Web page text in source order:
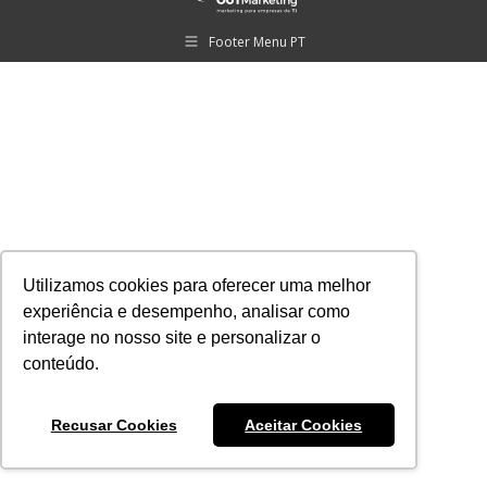
Utilizamos cookies para oferecer uma melhor
experiência e desempenho, analisar como
interage no nosso site e personalizar o
conteúdo.
Recusar Cookies Aceitar Cookies
Footer Menu PT